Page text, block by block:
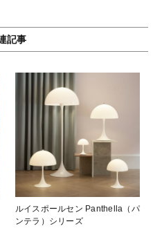
記事
ルイスポールセン Panthella（パ
ンテラ）シリーズ